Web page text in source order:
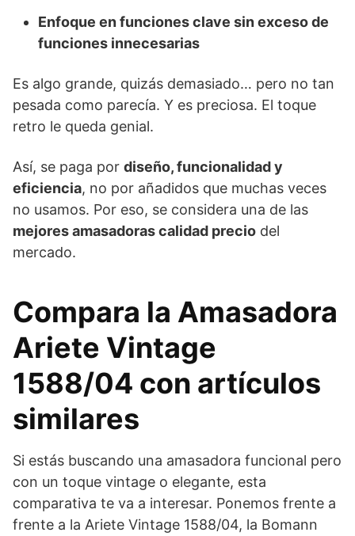
Enfoque en funciones clave sin exceso de
funciones innecesarias
Es algo grande, quizás demasiado… pero no tan
pesada como parecía. Y es preciosa. El toque
retro le queda genial.
Así, se paga por diseño, funcionalidad y
eficiencia, no por añadidos que muchas veces
no usamos. Por eso, se considera una de las
mejores amasadoras calidad precio del
mercado.
Compara la Amasadora
Ariete Vintage
1588/04 con artículos
similares
Si estás buscando una amasadora funcional pero
con un toque vintage o elegante, esta
comparativa te va a interesar. Ponemos frente a
frente a la Ariete Vintage 1588/04, la Bomann